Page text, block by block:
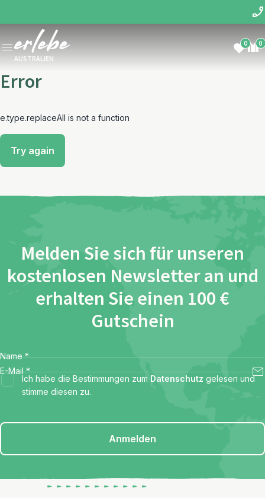
AUSTRALIEN
0 0
Error
e.type.replaceAll is not a function
Try again
Melden Sie sich für unseren
kostenlosen Newsletter an und
erhalten Sie einen 100 €
Gutschein
Name *
E-Mail *
Ich habe die Bestimmungen zum Datenschutz gelesen und
stimme diesen zu.
Anmelden